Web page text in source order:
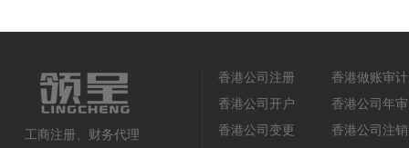
工商注册、财务代理
香港公司注册
香港做账审计
香港公司开户
香港公司年审
香港公司变更
香港公司注销